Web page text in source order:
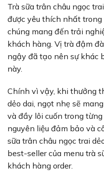
Trà sữa trân châu ngọc
được yêu thích nhất trong
chúng mang đến trải
khách hàng. Vị trà đậm
ngậy đã tạo nên sự khác
này.
Chính vì vậy, khi thưởng
dẻo dai, ngọt nhẹ sẽ
và đầy lôi cuốn trong
nguyên liệu đảm bảo và
sữa trân châu ngọc trai
best-seller của menu trà
khách hàng order.